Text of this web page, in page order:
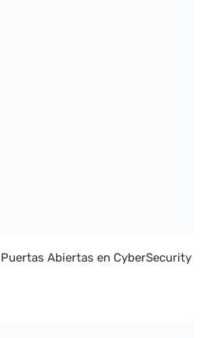
Abiertas en CyberSecurity